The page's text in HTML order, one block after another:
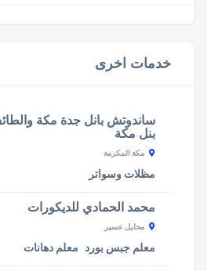
خدمات اخرى
ساندوتش بانل جدة مكة
بنل مكة
مكة المكرمة
مظلات وسواتر
محمد الحمادي للديكورات
محايل عسير
معلم جبس بورد معلم دهانات